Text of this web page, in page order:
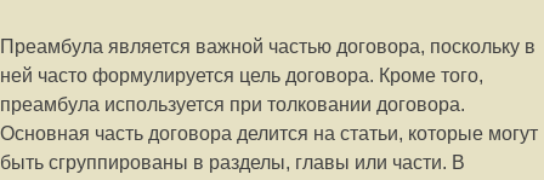
Преамбула является важной частью договора, поскольку в
ней часто формулируется цель договора. Кроме того,
преамбула используется при толковании договора.
Основная часть договора делится на статьи, которые могут
быть сгруппированы в разделы, главы или части. В